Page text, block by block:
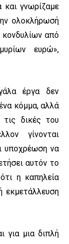
γνωρίζαμε
ολοκλήρωσή
από
ευρώ»,
έργα δεν
κόμμα, αλλά
δικές του
γίνονται
υποχρέωση να
αυτόν το
η καπηλεία
εκμετάλλευση
για μια διπλή